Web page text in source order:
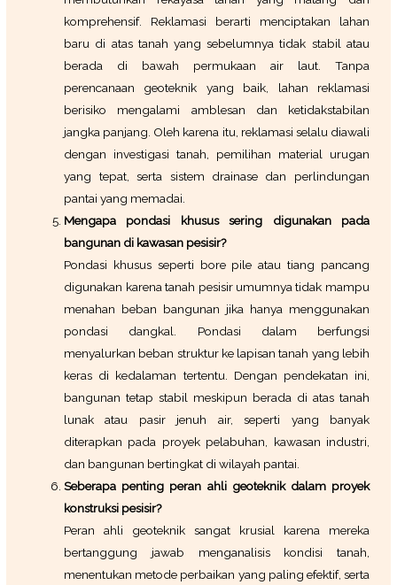
komprehensif. Reklamasi berarti menciptakan lahan
baru di atas tanah yang sebelumnya tidak stabil atau
berada di bawah permukaan air laut. Tanpa
perencanaan geoteknik yang baik, lahan reklamasi
berisiko mengalami amblesan dan ketidakstabilan
jangka panjang. Oleh karena itu, reklamasi selalu diawali
dengan investigasi tanah, pemilihan material urugan
yang tepat, serta sistem drainase dan perlindungan
pantai yang memadai.
Mengapa pondasi khusus sering digunakan pada
bangunan di kawasan pesisir?
Pondasi khusus seperti bore pile atau tiang pancang
digunakan karena tanah pesisir umumnya tidak mampu
menahan beban bangunan jika hanya menggunakan
pondasi dangkal. Pondasi dalam berfungsi
menyalurkan beban struktur ke lapisan tanah yang lebih
keras di kedalaman tertentu. Dengan pendekatan ini,
bangunan tetap stabil meskipun berada di atas tanah
lunak atau pasir jenuh air, seperti yang banyak
diterapkan pada proyek pelabuhan, kawasan industri,
dan bangunan bertingkat di wilayah pantai.
Seberapa penting peran ahli geoteknik dalam proyek
konstruksi pesisir?
Peran ahli geoteknik sangat krusial karena mereka
bertanggung jawab menganalisis kondisi tanah,
menentukan metode perbaikan yang paling efektif, serta